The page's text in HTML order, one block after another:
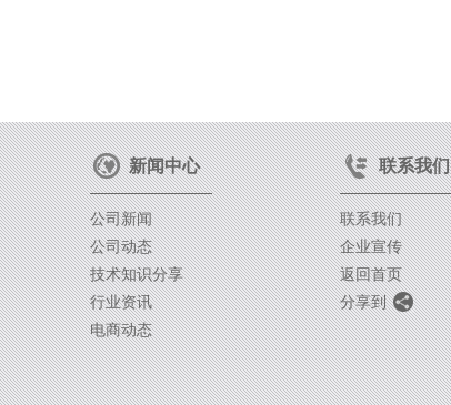
新闻中心
公司新闻
公司动态
技术知识分享
行业资讯
电商动态
联系我们
联系我们
企业宣传
返回首页
分享到